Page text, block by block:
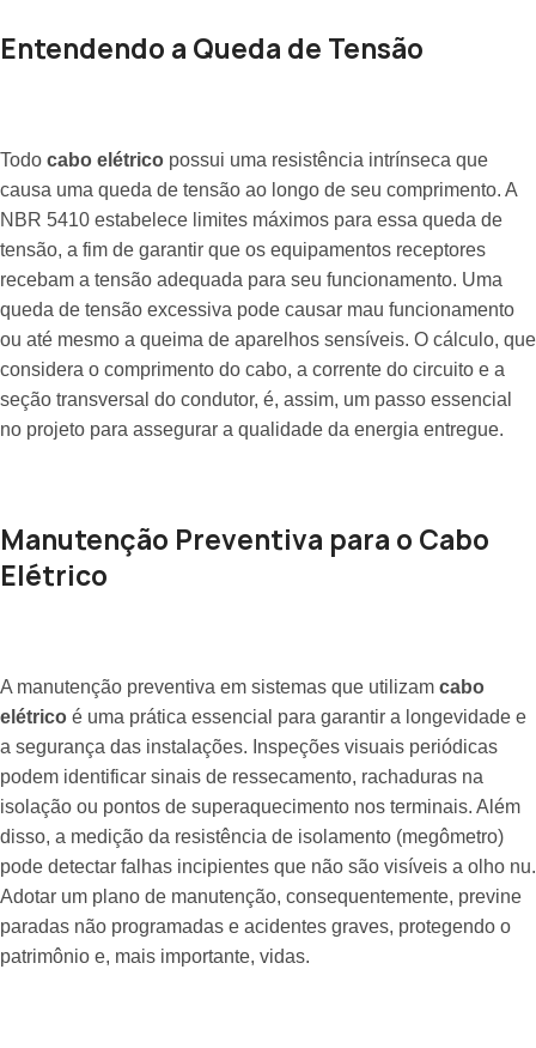
Entendendo a Queda de Tensão
Todo cabo elétrico possui uma resistência intrínseca que
causa uma queda de tensão ao longo de seu comprimento. A
NBR 5410 estabelece limites máximos para essa queda de
tensão, a fim de garantir que os equipamentos receptores
recebam a tensão adequada para seu funcionamento. Uma
queda de tensão excessiva pode causar mau funcionamento
ou até mesmo a queima de aparelhos sensíveis. O cálculo, que
considera o comprimento do cabo, a corrente do circuito e a
seção transversal do condutor, é, assim, um passo essencial
no projeto para assegurar a qualidade da energia entregue.
Manutenção Preventiva para o Cabo
Elétrico
A manutenção preventiva em sistemas que utilizam cabo
elétrico é uma prática essencial para garantir a longevidade e
a segurança das instalações. Inspeções visuais periódicas
podem identificar sinais de ressecamento, rachaduras na
isolação ou pontos de superaquecimento nos terminais. Além
disso, a medição da resistência de isolamento (megômetro)
pode detectar falhas incipientes que não são visíveis a olho nu.
Adotar um plano de manutenção, consequentemente, previne
paradas não programadas e acidentes graves, protegendo o
patrimônio e, mais importante, vidas.